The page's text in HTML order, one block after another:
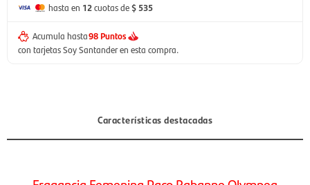
hasta en 12cuotas de$ 535
Acumula hasta98 Puntos
con tarjetas Soy Santander en esta compra.
Características destacadas